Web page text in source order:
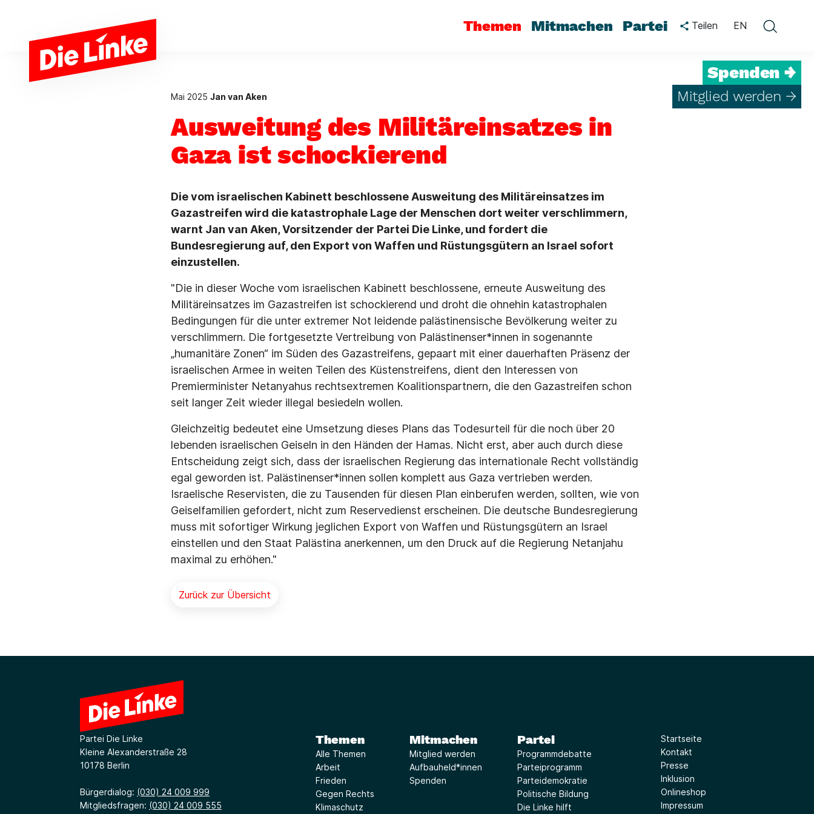
Themen Mitmachen Partei Teilen EN
Spenden →
Mitglied werden →
Mai 2025 Jan van Aken
Ausweitung des Militäreinsatzes in
Gaza ist schockierend
Die vom israelischen Kabinett beschlossene Ausweitung des Militäreinsatzes im
Gazastreifen wird die katastrophale Lage der Menschen dort weiter verschlimmern,
warnt Jan van Aken, Vorsitzender der Partei Die Linke, und fordert die
Bundesregierung auf, den Export von Waffen und Rüstungsgütern an Israel sofort
einzustellen.
"Die in dieser Woche vom israelischen Kabinett beschlossene, erneute Ausweitung des
Militäreinsatzes im Gazastreifen ist schockierend und droht die ohnehin katastrophalen
Bedingungen für die unter extremer Not leidende palästinensische Bevölkerung weiter zu
verschlimmern. Die fortgesetzte Vertreibung von Palästinenser*innen in sogenannte
„humanitäre Zonen“ im Süden des Gazastreifens, gepaart mit einer dauerhaften Präsenz der
israelischen Armee in weiten Teilen des Küstenstreifens, dient den Interessen von
Premierminister Netanyahus rechtsextremen Koalitionspartnern, die den Gazastreifen schon
seit langer Zeit wieder illegal besiedeln wollen.
Gleichzeitig bedeutet eine Umsetzung dieses Plans das Todesurteil für die noch über 20
lebenden israelischen Geiseln in den Händen der Hamas. Nicht erst, aber auch durch diese
Entscheidung zeigt sich, dass der israelischen Regierung das internationale Recht vollständig
egal geworden ist. Palästinenser*innen sollen komplett aus Gaza vertrieben werden.
Israelische Reservisten, die zu Tausenden für diesen Plan einberufen werden, sollten, wie von
Geiselfamilien gefordert, nicht zum Reservedienst erscheinen. Die deutsche Bundesregierung
muss mit sofortiger Wirkung jeglichen Export von Waffen und Rüstungsgütern an Israel
einstellen und den Staat Palästina anerkennen, um den Druck auf die Regierung Netanjahu
maximal zu erhöhen."
Zurück zur Übersicht
Partei Die Linke
Kleine Alexanderstraße 28
10178 Berlin
Bürgerdialog: (030) 24 009 999
Mitgliedsfragen: (030) 24 009 555
Themen
Alle Themen
Arbeit
Frieden
Gegen Rechts
Klimaschutz
Mitmachen
Mitglied werden
Aufbauheld*innen
Spenden
Partei
Programmdebatte
Parteiprogramm
Parteidemokratie
Politische Bildung
Die Linke hilft
Startseite
Kontakt
Presse
Inklusion
Onlineshop
Impressum